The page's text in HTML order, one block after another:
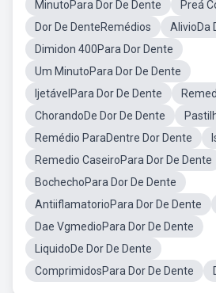
MinutoPara Dor De Dente
Preá
Dor De DenteRemédios
AlivioDa
Dimidon 400Para Dor Dente
Um MinutoPara Dor De Dente
IjetávelPara Dor De Dente
ChorandoDe Dor De Dente
Remédio ParaDentre Dor Dente
Remedio CaseiroPara Dor De Dente
BochechoPara Dor De Dente
AntiiflamatorioPara Dor De Dente
Dae VgmedioPara Dor De Dente
LiquidoDe Dor De Dente
ComprimidosPara Dor De Dente